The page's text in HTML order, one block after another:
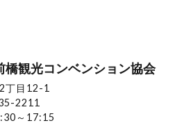
橋観光コンベンション協会
丁目12-1
2211
～17:15